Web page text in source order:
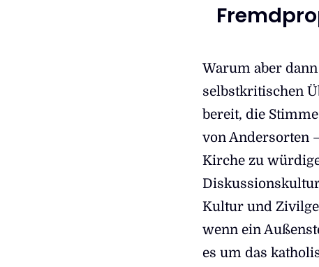
Warum aber
selbstkritischen
bereit, die
von Andersorten
Kirche zu
Kultur und
wenn ein
es um das